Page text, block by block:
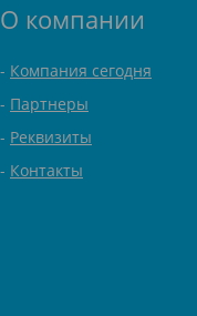
О компании
Компания сегодня
Партнеры
Реквизиты
Контакты